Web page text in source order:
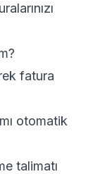
fatura
otomatik
talimatı